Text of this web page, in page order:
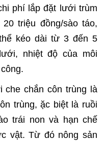
phí lắp đặt lưới trùm
triệu đồng/sào táo,
kéo dài từ 3 đến 5
nhiệt độ của môi
che chắn côn trùng là
trùng, ặc biệt là ruồi
trái non và hạn chế
vật. Từ đó nông sản